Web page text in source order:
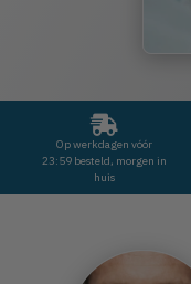
Op werkdagen vóór
23:59 besteld, morgen in
huis